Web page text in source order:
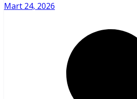
Mart 24, 2026